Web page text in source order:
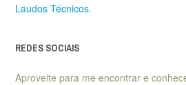
Laudos Técnicos.
REDES SOCIAIS
Aproveite para me encontrar e